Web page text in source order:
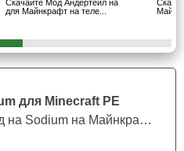
для Minecraft PE
Скачайте Мод на Sodium на Майнкрафт П...
оружие это М4.
тяжёлым
Duty. Если игрок сможет
Скачайте Мод Андертейл на
для Майнкрафт на теле...